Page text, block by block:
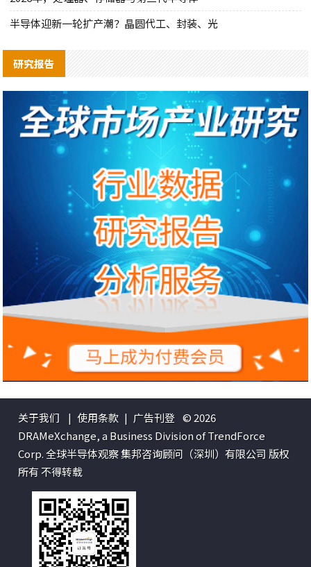
半导体迎新一轮扩产潮？晶圆代工、封装、光
研究报告
关于我们 | 使用条款 | 广告刊登 © 2026
DRAMeXchange, a Business Division of TrendForce
Corp. 全球半导体观察 集邦咨询顾问（深圳）有限公司 版权
所有 不得转载